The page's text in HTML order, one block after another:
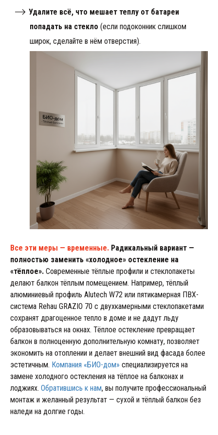
Удалите всё, что мешает теплу от батареи
попадать на стекло (если подоконник слишком
широк, сделайте в нём отверстия).
Все эти меры — временные. Радикальный вариант —
полностью заменить «холодное» остекление на
«тёплое». Современные тёплые профили и стеклопакеты
делают балкон тёплым помещением. Например, тёплый
алюминиевый профиль Alutech W72 или пятикамерная ПВХ-
система Rehau GRAZIO 70 с двухкамерными стеклопакетами
сохранят драгоценное тепло в доме и не дадут льду
образовываться на окнах. Тёплое остекление превращает
балкон в полноценную дополнительную комнату, позволяет
экономить на отоплении и делает внешний вид фасада более
эстетичным. Компания «БИО-дом» специализируется на
замене холодного остекления на тёплое на балконах и
лоджиях. Обратившись к нам, вы получите профессиональный
монтаж и желанный результат — сухой и тёплый балкон без
наледи на долгие годы.